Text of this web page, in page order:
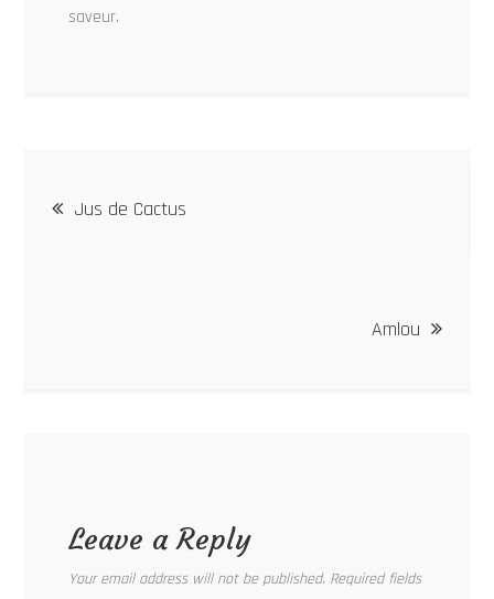
saveur.
Jus de Cactus
Amlou
Leave a Reply
Your email address will not be published. Required fields